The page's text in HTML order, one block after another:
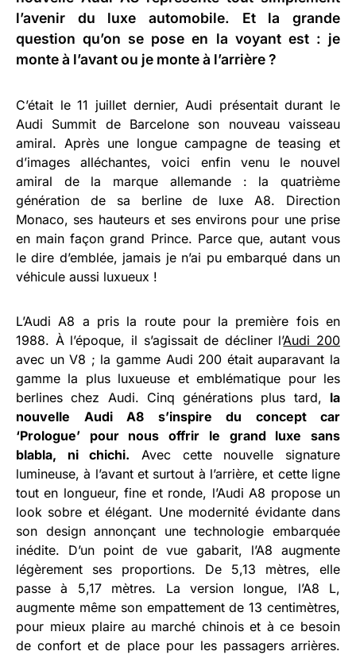
l’avenir du luxe automobile. Et la grande
question qu’on se pose en la voyant est : je
monte à l’avant ou je monte à l’arrière ?
C’était le 11 juillet dernier, Audi présentait durant le
Audi Summit de Barcelone son nouveau vaisseau
amiral. Après une longue campagne de teasing et
d’images alléchantes, voici enfin venu le nouvel
amiral de la marque allemande : la quatrième
génération de sa berline de luxe A8. Direction
Monaco, ses hauteurs et ses environs pour une prise
en main façon grand Prince. Parce que, autant vous
le dire d’emblée, jamais je n’ai pu embarqué dans un
véhicule aussi luxueux !
L’Audi A8 a pris la route pour la première fois en
1988. À l’époque, il s’agissait de décliner l’Audi 200
avec un V8 ; la gamme Audi 200 était auparavant la
gamme la plus luxueuse et emblématique pour les
berlines chez Audi. Cinq générations plus tard, la
nouvelle Audi A8 s’inspire du concept car
‘Prologue’ pour nous offrir le grand luxe sans
blabla, ni chichi. Avec cette nouvelle signature
lumineuse, à l’avant et surtout à l’arrière, et cette ligne
tout en longueur, fine et ronde, l’Audi A8 propose un
look sobre et élégant. Une modernité évidante dans
son design annonçant une technologie embarquée
inédite. D’un point de vue gabarit, l’A8 augmente
légèrement ses proportions. De 5,13 mètres, elle
passe à 5,17 mètres. La version longue, l’A8 L,
augmente même son empattement de 13 centimètres,
pour mieux plaire au marché chinois et à ce besoin
de confort et de place pour les passagers arrières.